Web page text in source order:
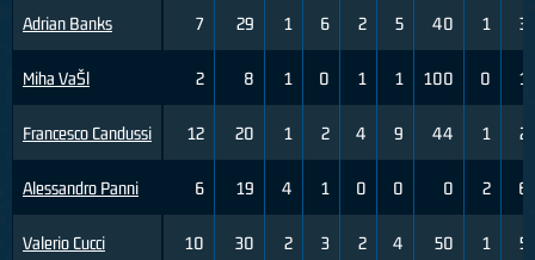
Adrian Banks
Miha VaŠl
Francesco Candussi
Alessandro Panni
Valerio Cucci
7 29 1 6 2 5 40 1 3
2 8 1 0 1 1 100 0 1
12 20 1 2 4 9 44 1 2
6 19 4 1 0 0 0 2 6
10 30 2 3 2 4 50 1 5